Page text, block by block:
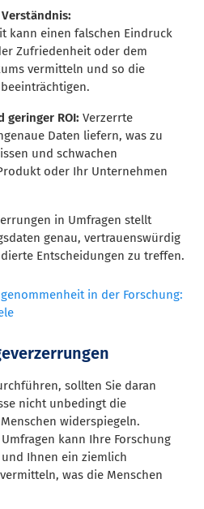
kann einen falschen Eindruck
Zufriedenheit oder dem
vermitteln und so die
geringer ROI:Verzerrte
Daten liefern, was zu
und schwachen
oder Ihr Unternehmen
in Umfragen stellt
genau, vertrauenswürdig
Entscheidungen zu treffen.
in der Forschung:
sollten Sie daran
nicht unbedingt die
widerspiegeln.
kann Ihre Forschung
Ihnen ein ziemlich
was die Menschen